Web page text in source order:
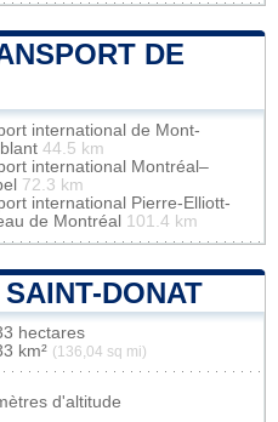
DE
international de Mont-
44.5 km
international Montréal–
72.3 km
international Pierre-Elliott-
de Montréal 101.4 km
DONAT
hectares
km² (136,04 sq mi)
d'altitude